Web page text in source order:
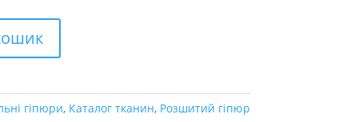
гіпюри, Каталог тканин, Розшитий гіпюр